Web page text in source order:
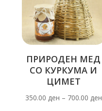
ПРИРОДЕН МЕД
СО КУРКУМА И
ЦИМЕТ
350.00 ден – 700.00 ден